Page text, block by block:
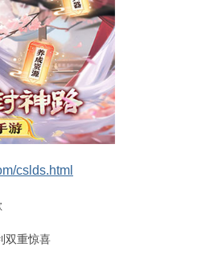
cslds.html
双重惊喜